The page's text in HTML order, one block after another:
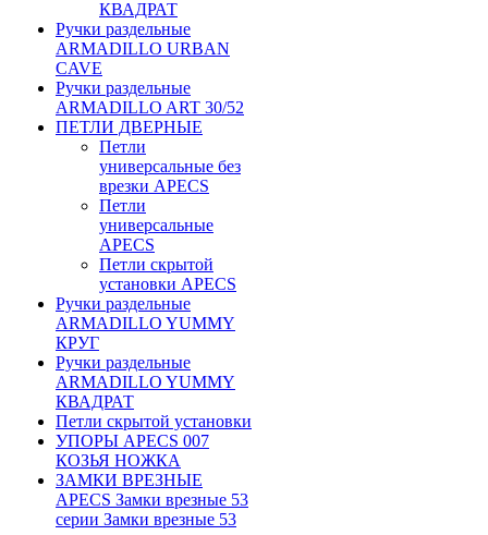
КВАДРАТ
Ручки раздельные
ARMADILLO URBAN
CAVE
Ручки раздельные
ARMADILLO ART 30/52
ПЕТЛИ ДВЕРНЫЕ
Петли
универсальные без
врезки APECS
Петли
универсальные
APECS
Петли скрытой
установки APECS
Ручки раздельные
ARMADILLO YUMMY
КРУГ
Ручки раздельные
ARMADILLO YUMMY
КВАДРАТ
Петли скрытой установки
УПОРЫ APECS 007
КОЗЬЯ НОЖКА
ЗАМКИ ВРЕЗНЫЕ
APECS Замки врезные 53
серии Замки врезные 53